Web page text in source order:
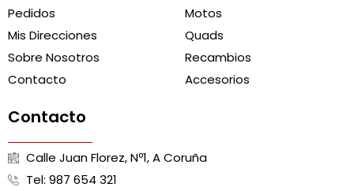
Pedidos
Mis Direcciones
Sobre Nosotros
Contacto
Motos
Quads
Recambios
Accesorios
Contacto
Calle Juan Florez, Nº1, A Coruña
Tel: 987 654 321